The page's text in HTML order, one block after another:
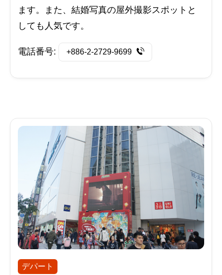
ます。また、結婚写真の屋外撮影スポットと
しても人気です。
電話番号: +886-2-2729-9699
デパート